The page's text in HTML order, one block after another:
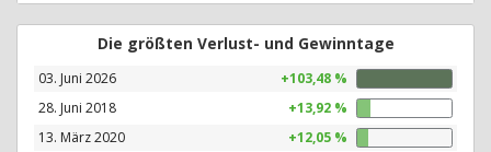
Die größten Verlust- und Gewinntage
03. Juni 2026
+103,48 %
28. Juni 2018
+13,92 %
13. März 2020
+12,05 %